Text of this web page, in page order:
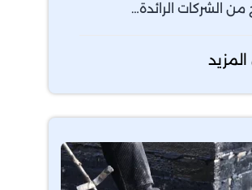
الشركات الرائدة…